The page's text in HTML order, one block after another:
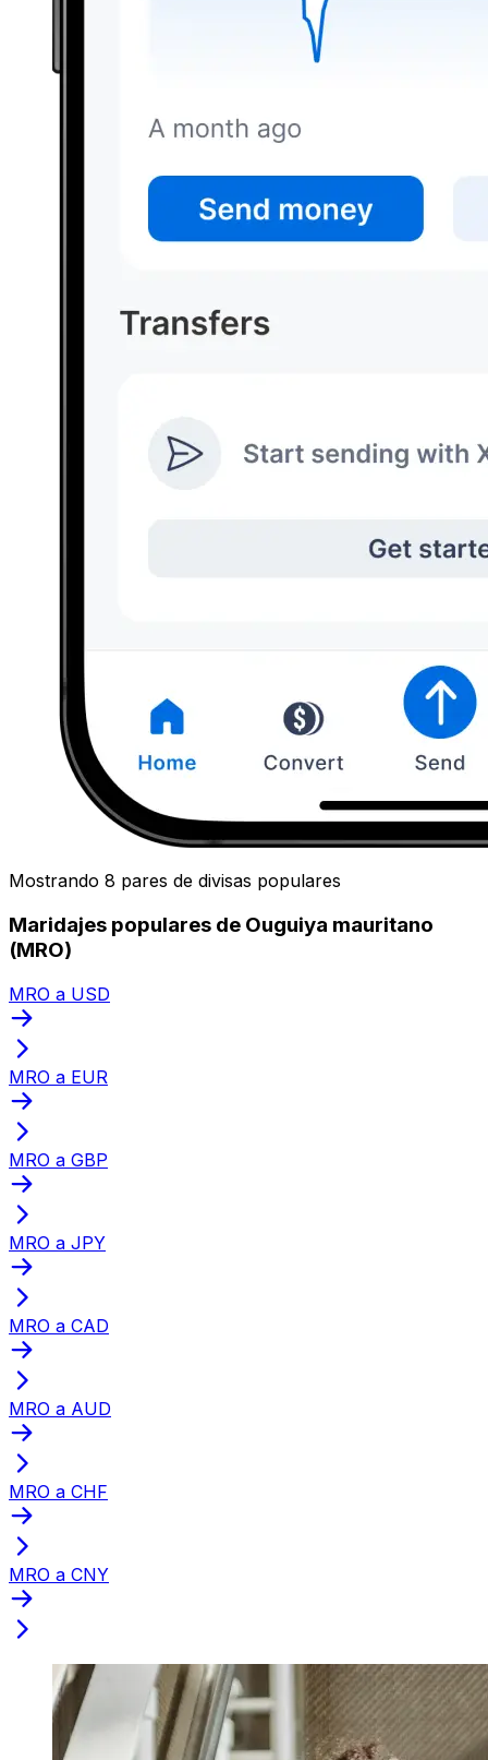
Mostrando 8 pares de divisas populares
Maridajes populares de Ouguiya mauritano
(MRO)
MRO a USD
MRO a EUR
MRO a GBP
MRO a JPY
MRO a CAD
MRO a AUD
MRO a CHF
MRO a CNY